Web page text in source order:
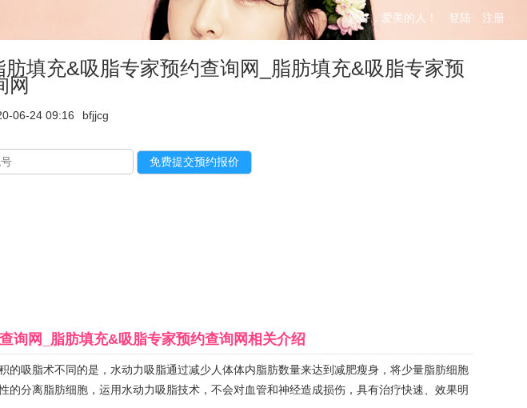
您好，爱美的人！ 登陆 注册
填充&吸脂专家预约查询网_脂肪填充&吸脂专家预
网
06-24 09:16 bfjjcg
询网_脂肪填充&吸脂专家预约查询网相关介绍
吸脂术不同的是，水动力吸脂通过减少人体体内脂肪数量来达到减肥瘦身，将少量脂肪细胞
分离脂肪细胞，运用水动力吸脂技术，不会对血管和神经造成损伤，具有治疗快速、效果明